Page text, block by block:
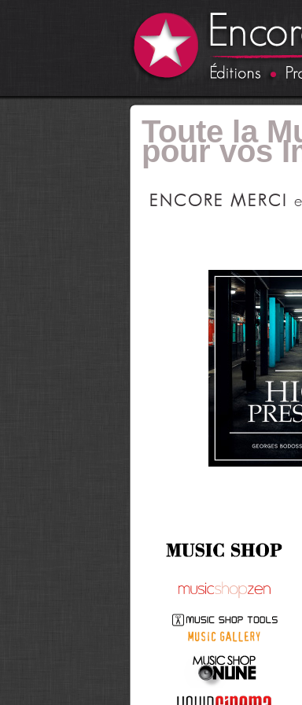
Toute la
pour vos
ENCORE MERCI